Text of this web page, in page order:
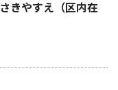
きやすえ（区内在